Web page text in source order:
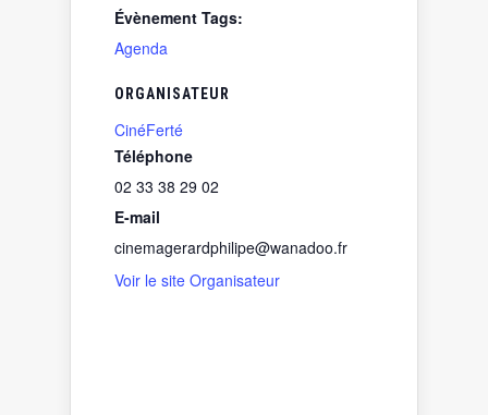
Évènement Tags:
Agenda
ORGANISATEUR
CinéFerté
Téléphone
02 33 38 29 02
E-mail
cinemagerardphilipe@wanadoo.fr
Voir le site Organisateur